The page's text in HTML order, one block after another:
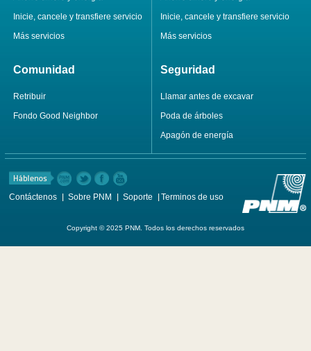
Inicie, cancele y transfiere servicio
Más servicios
Inicie, cancele y transfiere servicio
Más servicios
Comunidad
Retribuir
Fondo Good Neighbor
Seguridad
Llamar antes de excavar
Poda de árboles
Apagón de energía
Contáctenos Sobre PNM Soporte Terminos de uso
Copyright © 2025 PNM. Todos los derechos reservados